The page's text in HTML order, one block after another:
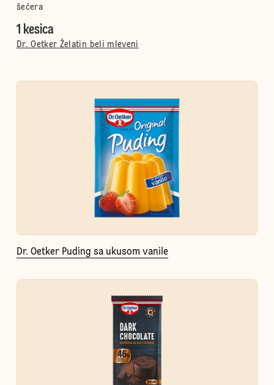
šećera
1 kesica
Dr. Oetker Želatin beli mleveni
Dr. Oetker Puding sa ukusom vanile